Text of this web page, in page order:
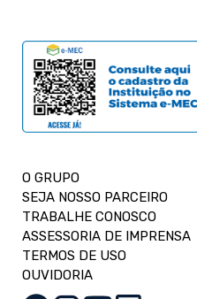
O GRUPO
SEJA NOSSO PARCEIRO
TRABALHE CONOSCO
ASSESSORIA DE IMPRENSA
TERMOS DE USO
OUVIDORIA